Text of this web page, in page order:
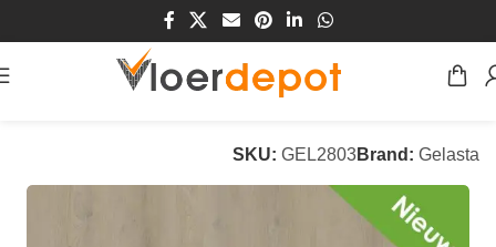
/Vloeren/PVC Vloeren
SKU: GEL2803Brand: Gelasta